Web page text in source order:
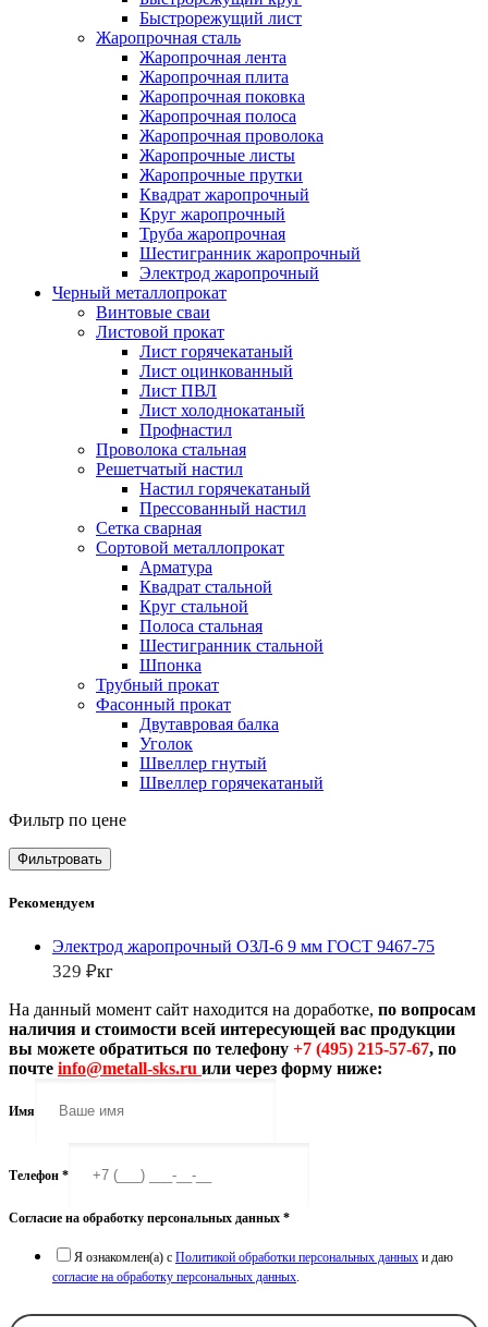
Быстрорежущий лист
Жаропрочная сталь
Жаропрочная лента
Жаропрочная плита
Жаропрочная поковка
Жаропрочная полоса
Жаропрочная проволока
Жаропрочные листы
Жаропрочные прутки
Квадрат жаропрочный
Круг жаропрочный
Труба жаропрочная
Шестигранник жаропрочный
Электрод жаропрочный
Черный металлопрокат
Винтовые сваи
Листовой прокат
Лист горячекатаный
Лист оцинкованный
Лист ПВЛ
Лист холоднокатаный
Профнастил
Проволока стальная
Решетчатый настил
Настил горячекатаный
Прессованный настил
Сетка сварная
Сортовой металлопрокат
Арматура
Квадрат стальной
Круг стальной
Полоса стальная
Шестигранник стальной
Шпонка
Трубный прокат
Фасонный прокат
Двутавровая балка
Уголок
Швеллер гнутый
Швеллер горячекатаный
Фильтр по цене
Фильтровать
Рекомендуем
Электрод жаропрочный ОЗЛ-6 9 мм ГОСТ 9467-75
329 ₽кг
На данный момент сайт находится на доработке, по вопросам
наличия и стоимости всей интересующей вас продукции
вы можете обратиться по телефону +7 (495) 215-57-67, по
почте info@metall-sks.ru или через форму ниже:
Имя
Телефон *
Согласие на обработку персональных данных *
Я ознакомлен(а) с Политикой обработки персональных данных и даю
согласие на обработку персональных данных.